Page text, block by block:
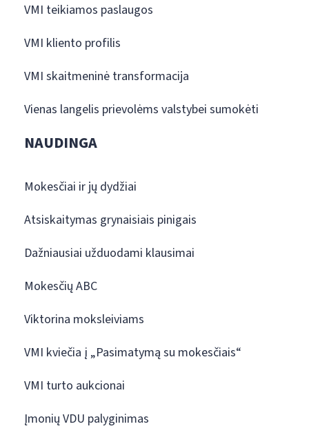
VMI teikiamos paslaugos
VMI kliento profilis
VMI skaitmeninė transformacija
Vienas langelis prievolėms valstybei sumokėti
NAUDINGA
Mokesčiai ir jų dydžiai
Atsiskaitymas grynaisiais pinigais
Dažniausiai užduodami klausimai
Mokesčių ABC
Viktorina moksleiviams
VMI kviečia į „Pasimatymą su mokesčiais“
VMI turto aukcionai
Įmonių VDU palyginimas